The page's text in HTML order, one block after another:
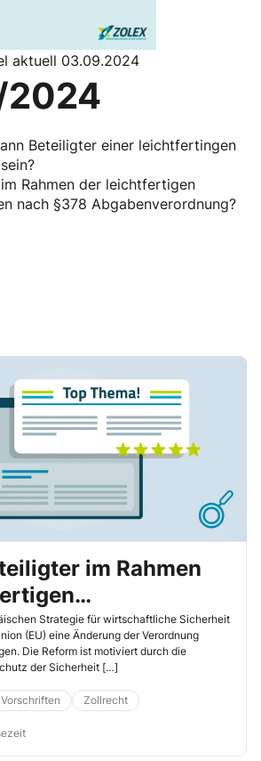
aktuell 03.09.2024
2024
Beteiligter einer leichtfertingen
Rahmen der leichtfertigen
nach §378 Abgabenverordnung?
im Rahmen
im Sinne von
Strategie für wirtschaftliche Sicherheit
(EU) eine Änderung der Verordnung
Die Reform ist motiviert durch die
der Sicherheit […]
Vorschriften Zollrecht